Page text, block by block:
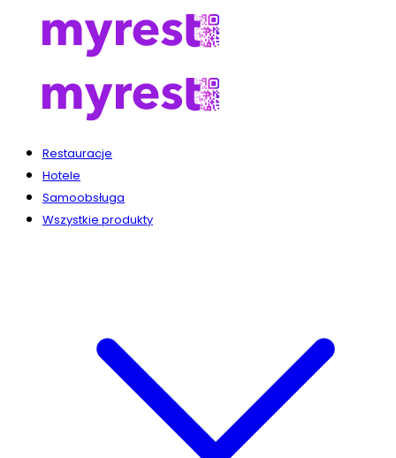
Restauracje
Hotele
Samoobsługa
Wszystkie produkty